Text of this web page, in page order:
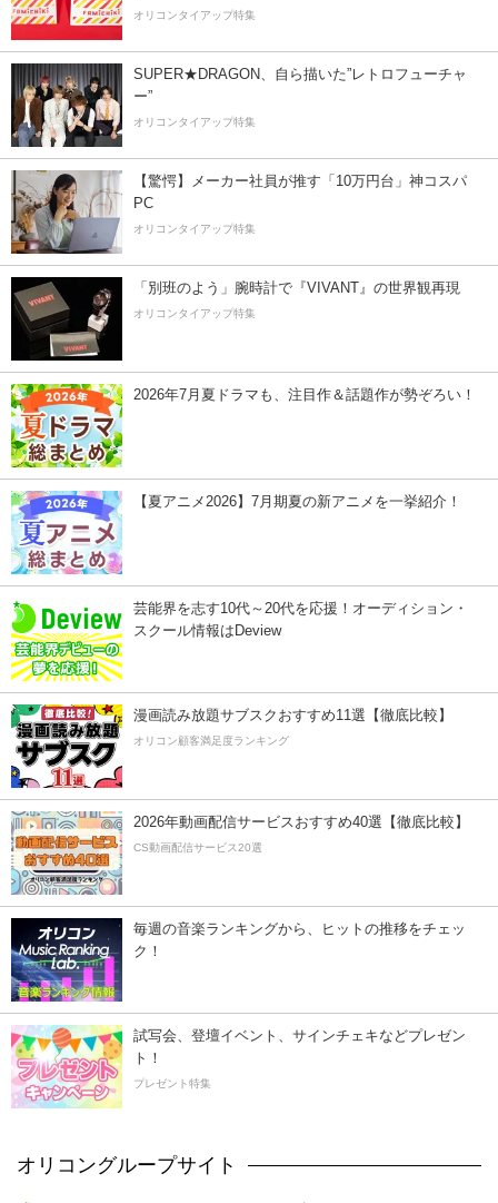
オリコンタイアップ特集
SUPER★DRAGON、自ら描いた”レトロフューチャ
ー”
オリコンタイアップ特集
【驚愕】メーカー社員が推す「10万円台」神コスパ
PC
オリコンタイアップ特集
「別班のよう」腕時計で『VIVANT』の世界観再現
オリコンタイアップ特集
2026年7月夏ドラマも、注目作＆話題作が勢ぞろい！
【夏アニメ2026】7月期夏の新アニメを一挙紹介！
芸能界を志す10代～20代を応援！オーディション・
スクール情報はDeview
漫画読み放題サブスクおすすめ11選【徹底比較】
オリコン顧客満足度ランキング
2026年動画配信サービスおすすめ40選【徹底比較】
CS動画配信サービス20選
毎週の音楽ランキングから、ヒットの推移をチェッ
ク！
試写会、登壇イベント、サインチェキなどプレゼン
ト！
プレゼント特集
オリコングループサイト